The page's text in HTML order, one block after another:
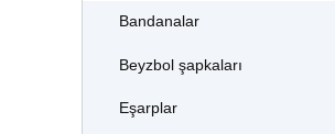
Bandanalar
Beyzbol şapkaları
Eşarplar